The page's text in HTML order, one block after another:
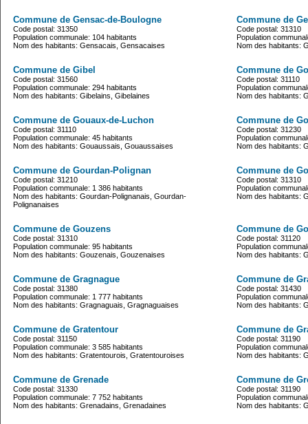
Commune de Gensac-de-Boulogne
Code postal: 31350
Population communale: 104 habitants
Nom des habitants: Gensacais, Gensacaises
Commune de
Code postal: 31310
Population
Nom des habitants:
Commune de Gibel
Code postal: 31560
Population communale: 294 habitants
Nom des habitants: Gibelains, Gibelaines
Commune de
Code postal: 31110
Population
Nom des habitants:
Commune de Gouaux-de-Luchon
Code postal: 31110
Population communale: 45 habitants
Nom des habitants: Gouaussais, Gouaussaises
Commune de
Code postal: 31230
Population
Nom des habitants:
Commune de Gourdan-Polignan
Code postal: 31210
Population communale: 1 386 habitants
Nom des habitants: Gourdan-Polignanais, Gourdan-
Polignanaises
Commune de
Code postal: 31310
Population
Nom des habitants:
Commune de Gouzens
Code postal: 31310
Population communale: 95 habitants
Nom des habitants: Gouzenais, Gouzenaises
Commune de
Code postal: 31120
Population
Nom des habitants:
Commune de Gragnague
Code postal: 31380
Population communale: 1 777 habitants
Nom des habitants: Gragnaguais, Gragnaguaises
Commune de
Code postal: 31430
Population
Nom des habitants:
Commune de Gratentour
Code postal: 31150
Population communale: 3 585 habitants
Nom des habitants: Gratentourois, Gratentouroises
Commune de
Code postal: 31190
Population
Nom des habitants:
Commune de Grenade
Code postal: 31330
Population communale: 7 752 habitants
Nom des habitants: Grenadains, Grenadaines
Commune de
Code postal: 31190
Population
Nom des habitants: